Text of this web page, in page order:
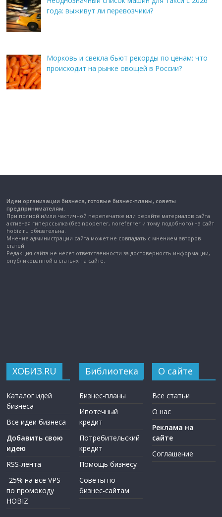
года: выживут ли перевозчики?
Морковь и свекла бьют рекорды по ценам: что
происходит на рынке овощей в России?
Идеи организации бизнеса, готовые бизнес-планы, советы
предпринимателям.
При полной и/или частичной перепечатке или рерайте материалов сайта
активная гиперссылка (без noopener, noreferrer и тому подобного) на сайт
hobiz.ru обязательна.
Мнение администрации сайта может не совпадать с мнением авторов
статей.
Редакция сайта не несет ответственности за достоверность информации,
опубликованной в статьях на сайте.
ХОБИЗ.RU
Каталог идей
бизнеса
Все идеи бизнеса
Добавить свою
идею
RSS-лента
-25% на все VPS
по промокоду
HOBIZ
Библиотека
Бизнес-планы
Ипотечный
кредит
Потребительский
кредит
Помощь бизнесу
Советы по
бизнес-сайтам
О сайте
Все статьи
О нас
Реклама на
сайте
Соглашение